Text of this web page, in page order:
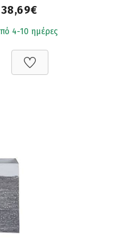
38,69€
4-10 ημέρες